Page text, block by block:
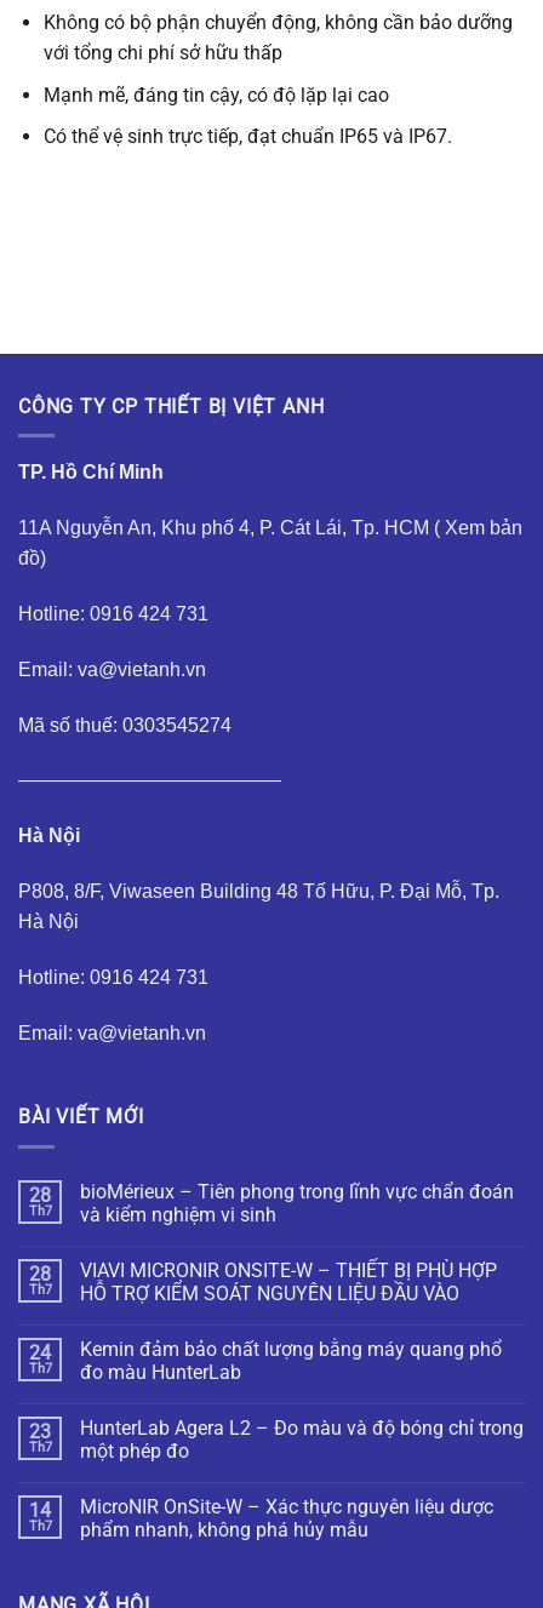
Không có bộ phận chuyển động, không cần bảo dưỡng
với tổng chi phí sở hữu thấp
Mạnh mẽ, đáng tin cậy, có độ lặp lại cao
Có thể vệ sinh trực tiếp, đạt chuẩn IP65 và IP67.
CÔNG TY CP THIẾT BỊ VIỆT ANH
TP. Hồ Chí Minh
11A Nguyễn An, Khu phố 4, P. Cát Lái, Tp. HCM ( Xem bản
đồ)
Hotline: 0916 424 731
Email: va@vietanh.vn
Mã số thuế: 0303545274
—————————————–
Hà Nội
P808, 8/F, Viwaseen Building 48 Tố Hữu, P. Đại Mỗ, Tp.
Hà Nội
Hotline: 0916 424 731
Email: va@vietanh.vn
BÀI VIẾT MỚI
28
Th7
bioMérieux – Tiên phong trong lĩnh vực chẩn đoán
và kiểm nghiệm vi sinh
28
Th7
VIAVI MICRONIR ONSITE-W – THIẾT BỊ PHÙ HỢP
HỖ TRỢ KIỂM SOÁT NGUYÊN LIỆU ĐẦU VÀO
24
Th7
Kemin đảm bảo chất lượng bằng máy quang phổ
đo màu HunterLab
23
Th7
HunterLab Agera L2 – Đo màu và độ bóng chỉ trong
một phép đo
14
Th7
MicroNIR OnSite-W – Xác thực nguyên liệu dược
phẩm nhanh, không phá hủy mẫu